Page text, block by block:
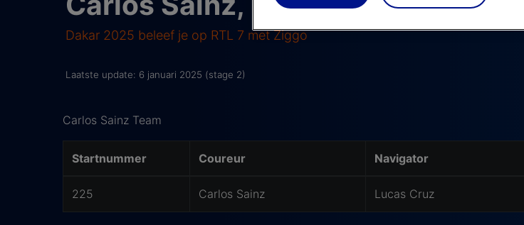
Dakar 2025 beleef je op RTL 7 met Ziggo
Laatste update: 6 januari 2025 (stage 2)
Carlos Sainz Team
Startnummer Coureur Navigator
225 Carlos Sainz Lucas Cruz